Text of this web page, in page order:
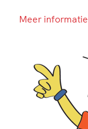
Meer informatie